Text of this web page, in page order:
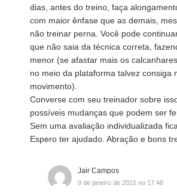
dias, antes do treino, faça
com maior ênfase que as demais,
não treinar perna. Você pode
que não saia da técnica correta,
menor (se afastar mais os
no meio da plataforma talvez consiga
movimento).
Converse com seu treinador sobre
possíveis mudanças que podem ser
Sem uma avaliação individualizada
Espero ter ajudado. Abração e bons
Jair Campos
9 de janeiro de 2015 no 17:48